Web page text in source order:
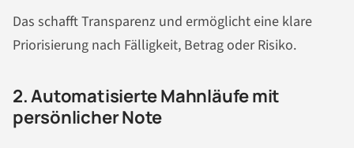
Das schafft Transparenz und ermöglicht eine klare
Priorisierung nach Fälligkeit, Betrag oder Risiko.
2. Automatisierte Mahnläufe mit
persönlicher Note